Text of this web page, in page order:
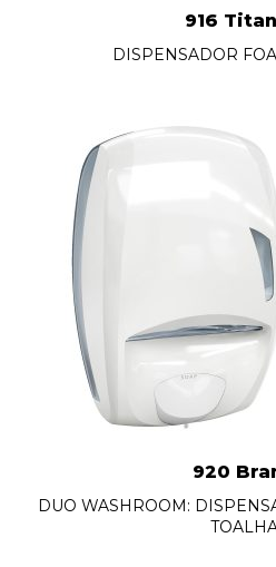
916
DISPENSADOR
920
DUO WASHROOM: